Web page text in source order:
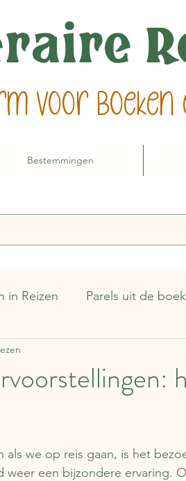
voor boeken
Bestemmingen
in Reizen Parels uit de
Tsjechië China
we op reis gaan, is het
weer een bijzondere ervaring.